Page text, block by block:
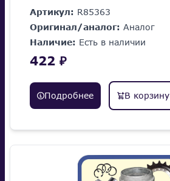
Артикул: R85363
Оригинал/аналог: Аналог
Наличие: Есть в наличии
422 ₽
Подробнее В корзину